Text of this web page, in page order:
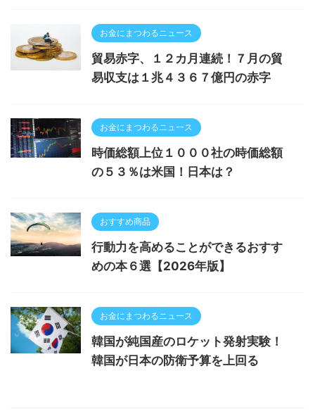
お金にまつわるニュース
貿易赤字、１２カ月連続！７月の貿
易収支は１兆４３６７億円の赤字
お金にまつわるニュース
時価総額上位１０００社の時価総額
の５３％は米国！日本は？
おすすめ商品
行動力を高めることができるおすす
めの本６選【2026年版】
お金にまつわるニュース
韓国が純国産のロケット発射実験！
韓国が日本の防衛予算を上回る